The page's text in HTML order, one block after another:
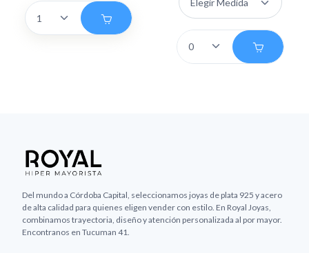
Del mundo a Córdoba Capital, seleccionamos joyas de plata 925 y acero
de alta calidad para quienes eligen vender con estilo. En Royal Joyas,
combinamos trayectoria, diseño y atención personalizada al por mayor.
Encontranos en Tucuman 41.